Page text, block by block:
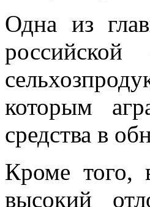
Одна из
которым
средства в
Кроме того,
высокий